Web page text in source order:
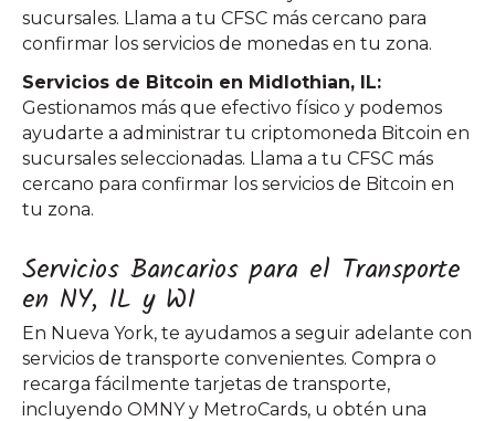
sucursales. Llama a tu CFSC más cercano para
confirmar los servicios de monedas en tu zona.
Servicios de Bitcoin en Midlothian, IL:
Gestionamos más que efectivo físico y podemos
ayudarte a administrar tu criptomoneda Bitcoin en
sucursales seleccionadas. Llama a tu CFSC más
cercano para confirmar los servicios de Bitcoin en
tu zona.
Servicios Bancarios para el Transporte
en NY, IL y WI
En Nueva York, te ayudamos a seguir adelante con
servicios de transporte convenientes. Compra o
recarga fácilmente tarjetas de transporte,
incluyendo OMNY y MetroCards, u obtén una